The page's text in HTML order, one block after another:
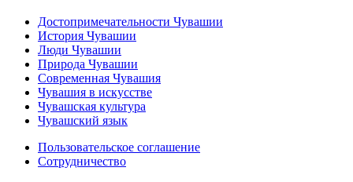
Достопримечательности Чувашии
История Чувашии
Люди Чувашии
Природа Чувашии
Современная Чувашия
Чувашия в искусстве
Чувашская культура
Чувашский язык
Пользовательское соглашение
Сотрудничество